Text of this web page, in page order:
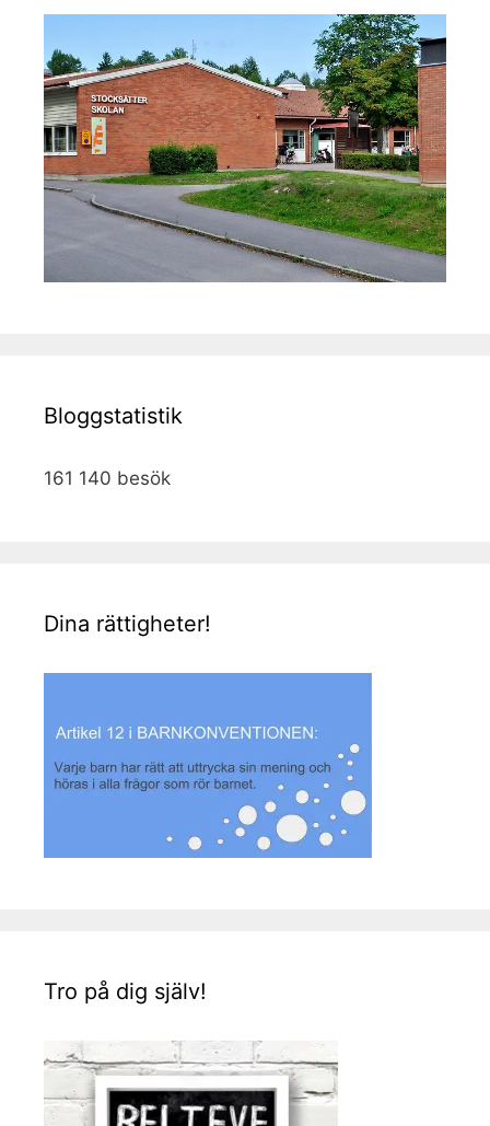
Bloggstatistik
161 140 besök
Dina rättigheter!
Tro på dig själv!